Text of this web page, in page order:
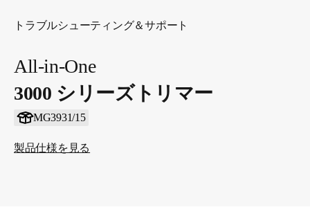
トラブルシューティング＆サポート
All-in-One
3000 シリーズトリマー
MG3931/15
製品仕様を見る